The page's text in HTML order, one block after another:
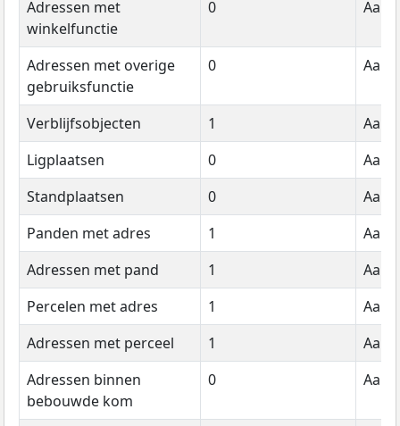
Adressen met
winkelfunctie
0
Adressen met overige
gebruiksfunctie
0
Verblijfsobjecten 1
Ligplaatsen
0
Standplaatsen
0
Panden met adres
1
Adressen met pand
1
Percelen met adres
1
Adressen met perceel
1
Adressen binnen
bebouwde kom
0